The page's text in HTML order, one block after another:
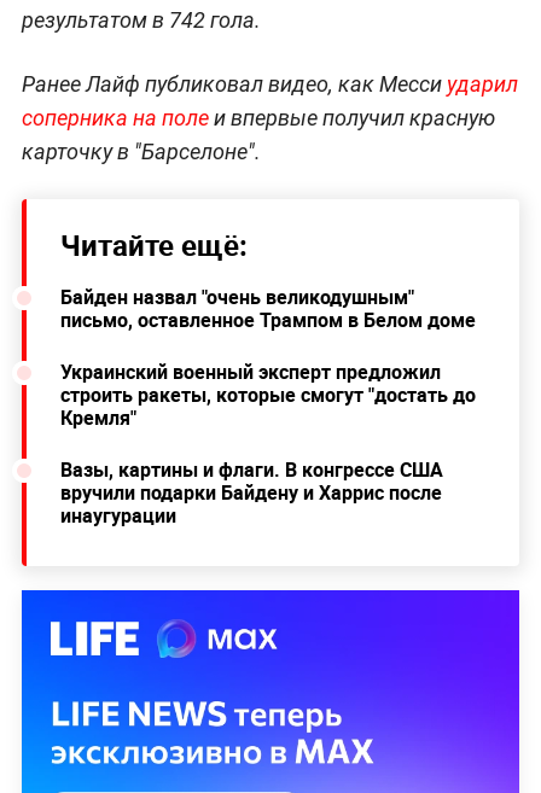
результатом в 742 гола.
Ранее Лайф публиковал видео, как Мессиударил
соперника на полеи впервые получил красную
карточку в "Барселоне".
Читайте ещё:
Байден назвал "очень великодушным"
письмо, оставленное Трампом в Белом доме
Украинский военный эксперт предложил
строить ракеты, которые смогут "достать до
Кремля"
Вазы, картины и флаги. В конгрессе США
вручили подарки Байдену и Харрис после
инаугурации